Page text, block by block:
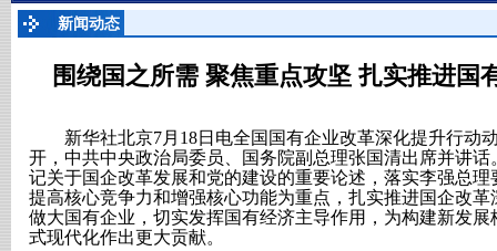
新闻动态
围绕国之所需 聚焦重点攻坚 扎实推进国
新华社北京7月18日电全国国有企业改革深化提升行动
开，中共中央政治局委员、国务院副总理张国清出席并讲
记关于国企改革发展和党的建设的重要论述，落实李强总
提高核心竞争力和增强核心功能为重点，扎实推进国企改
做大国有企业，切实发挥国有经济主导作用，为构建新发
式现代化作出更大贡献。